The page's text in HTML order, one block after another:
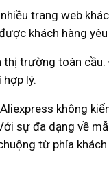
trang web
khách hàng
thị trường toàn
lý.
không
sự đa dạng về
từ phía